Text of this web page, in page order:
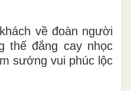
về đoàn người
thế đắng cay nhọc
sướng vui phúc lộc